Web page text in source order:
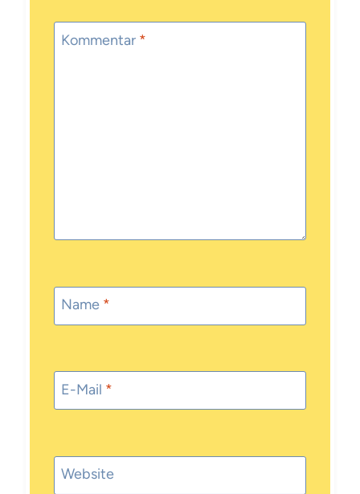
Kommentar *
Name *
E-Mail *
Website